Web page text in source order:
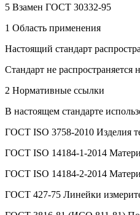
5 Взамен ГОСТ 30332-95
1 Область применения
Настоящий стандарт
Стандарт не
2 Нормативные ссылки
В настоящем стандарте
ГОСТ ISO 3758-2010 Изделия
ГОСТ ISO 14184-1-2014
ГОСТ ISO 14184-2-2014
ГОСТ 427-75 Линейки